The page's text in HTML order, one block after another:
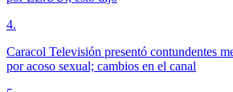
4.
Caracol Televisión presentó contundentes
por acoso sexual; cambios en el canal